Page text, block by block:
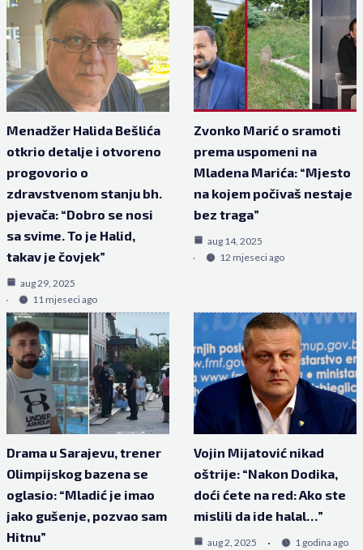
Menadžer Halida Bešlića
otkrio detalje i otvoreno
progovorio o
zdravstvenom stanju bh.
pjevača: “Dobro se nosi
sa svime. To je Halid,
takav je čovjek”
aug 29, 2025
11 mjeseci ago
Zvonko Marić o sramoti
prema uspomeni na
Mladena Marića: “Mjesto
na kojem počivaš nestaje
bez traga”
aug 14, 2025
12 mjeseci ago
Drama u Sarajevu, trener
Olimpijskog bazena se
oglasio: “Mladić je imao
jako gušenje, pozvao sam
Hitnu”
Vojin Mijatović nikad
oštrije: “Nakon Dodika,
doći ćete na red: Ako ste
mislili da ide halal…”
aug 2, 2025 1 godina ago